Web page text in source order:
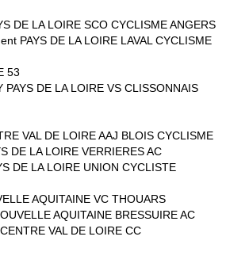
DE LA LOIRE SCO CYCLISME ANGERS
PAYS DE LA LOIRE LAVAL CYCLISME
53
PAYS DE LA LOIRE VS CLISSONNAIS
VAL DE LOIRE AAJ BLOIS CYCLISME
DE LA LOIRE VERRIERES AC
DE LA LOIRE UNION CYCLISTE
AQUITAINE VC THOUARS
AQUITAINE BRESSUIRE AC
VAL DE LOIRE CC